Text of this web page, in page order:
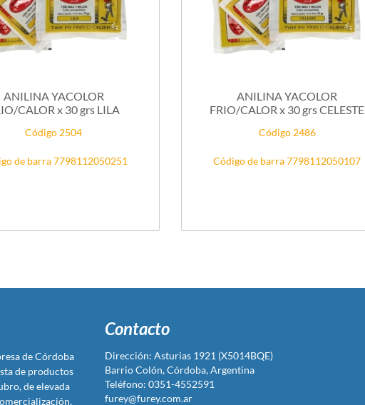
ANILINA YACOLOR
CALOR x 30 grs LILA
Código 2504
de barra 7798112050251
ANILINA YACOLOR
FRIO/CALOR x 30 grs CELESTE
Código 2486
Código de barra 7798112050107
de Córdoba
de productos
de elevada
Contacto
Dirección: Asturias 1921 (X5014BQE)
Barrio Colón, Córdoba, Argentina
Teléfono: 0351-4552591
furey@furey.com.ar